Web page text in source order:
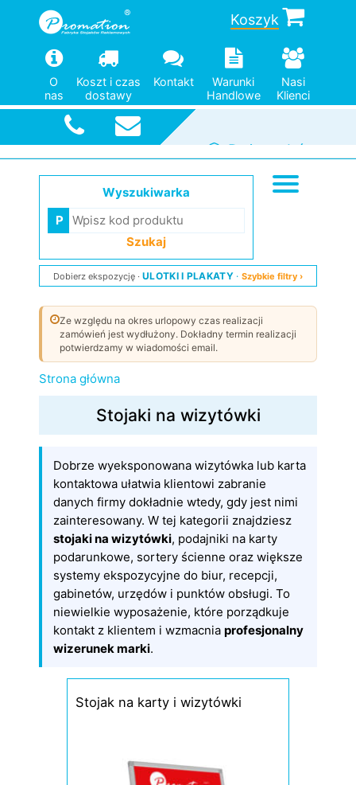
O
nas
Koszt i czas
dostawy
Kontakt
Warunki
Handlowe
Nasi
Klienci
Koszyk
Szybka
wysyłka
Od jednej
sztuki
Duży wybór
modeli
doborze
Wyszukiwarka
Szukaj
Dobierz ekspozycję ULOTKI I PLAKATY Szybkie filtry ›
Ze względu na okres urlopowy czas realizacji
zamówień jest wydłużony. Dokładny termin realizacji
potwierdzamy w wiadomości email.
Strona główna
Stojaki na wizytówki
Dobrze wyeksponowana wizytówka lub karta
kontaktowa ułatwia klientowi zabranie
danych firmy dokładnie wtedy, gdy jest nimi
zainteresowany. W tej kategorii znajdziesz
stojaki na wizytówki, podajniki na karty
podarunkowe, sortery ścienne oraz większe
systemy ekspozycyjne do biur, recepcji,
gabinetów, urzędów i punktów obsługi. To
niewielkie wyposażenie, które porządkuje
kontakt z klientem i wzmacnia profesjonalny
wizerunek marki.
Stojak na karty i wizytówki